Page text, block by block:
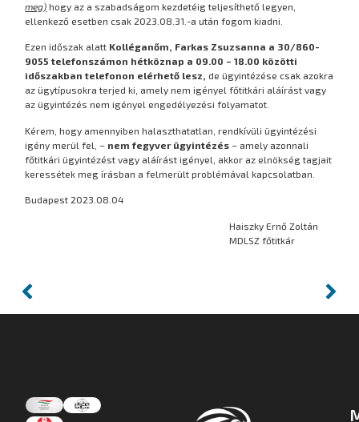
meg) hogy az a szabadságom kezdetéig teljesíthető legyen,
ellenkező esetben csak 2023.08.31.-a után fogom kiadni.
Ezen időszak alatt Kolléganőm, Farkas Zsuzsanna a 30/860-
9055 telefonszámon hétköznap a 09.00 – 18.00 közötti
időszakban telefonon elérhető lesz, de ügyintézése csak azokra
az ügytípusokra terjed ki, amely nem igényel főtitkári aláírást vagy
az ügyintézés nem igényel engedélyezési folyamatot.
Kérem, hogy amennyiben halaszthatatlan, rendkívüli ügyintézési
igény merül fel, – nem fegyver ügyintézés – amely azonnali
főtitkári ügyintézést vagy aláírást igényel, akkor az elnökség tagjait
keressétek meg írásban a felmerült problémával kapcsolatban.
Budapest 2023.08.04
Haiszky Ernő Zoltán
MDLSZ főtitkár